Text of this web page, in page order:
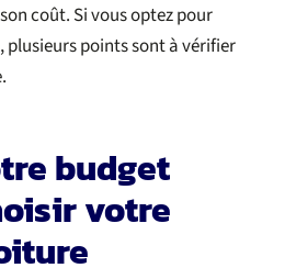
coût. Si vous optez pour
, plusieurs points sont à vérifier
budget
votre